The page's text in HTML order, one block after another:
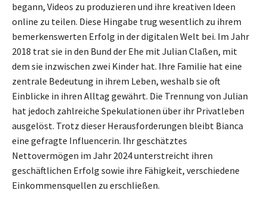
begann, Videos zu produzieren und ihre kreativen Ideen
online zu teilen. Diese Hingabe trug wesentlich zu ihrem
bemerkenswerten Erfolg in der digitalen Welt bei. Im Jahr
2018 trat sie in den Bund der Ehe mit Julian Claßen, mit
dem sie inzwischen zwei Kinder hat. Ihre Familie hat eine
zentrale Bedeutung in ihrem Leben, weshalb sie oft
Einblicke in ihren Alltag gewährt. Die Trennung von Julian
hat jedoch zahlreiche Spekulationen über ihr Privatleben
ausgelöst. Trotz dieser Herausforderungen bleibt Bianca
eine gefragte Influencerin. Ihr geschätztes
Nettovermögen im Jahr 2024 unterstreicht ihren
geschäftlichen Erfolg sowie ihre Fähigkeit, verschiedene
Einkommensquellen zu erschließen.